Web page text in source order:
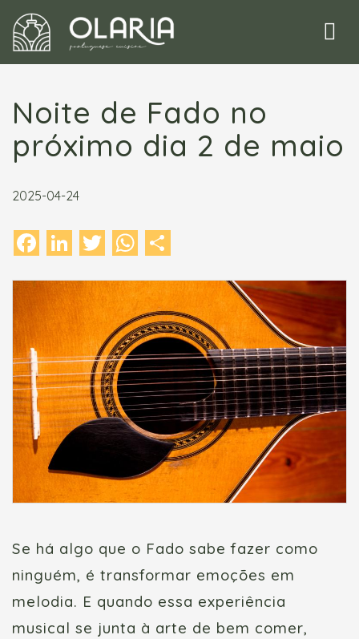
Noite de Fado no
próximo dia 2 de maio
2025-04-24
FacebookLinkedIn Twitter WhatsApp
Se há algo que o Fado sabe fazer como
ninguém, é transformar emoções em
melodia. E quando essa experiência
musical se junta à arte de bem comer,